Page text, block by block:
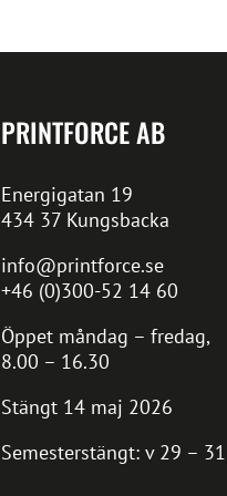
PRINTFORCE AB
Energigatan 19
434 37 Kungsbacka
info@printforce.se
+46 (0)300-52 14 60
Öppet måndag – fredag,
8.00 – 16.30
Stängt 14 maj 2026
Semesterstängt: v 29 – 31